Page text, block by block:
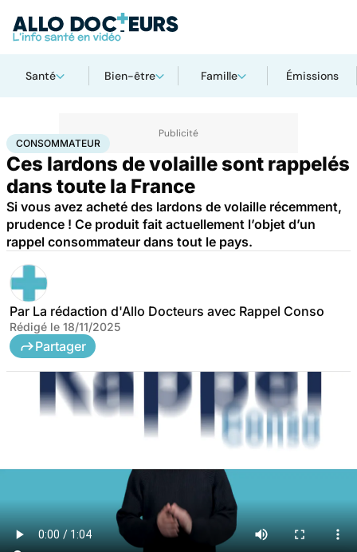
Santé Bien-être Famille Émissions
AccueilSantéConsommateur
CONSOMMATEUR
Ces lardons de volaille sont rappelés
dans toute la France
Si vous avez acheté des lardons de volaille récemment,
prudence ! Ce produit fait actuellement l’objet d’un
rappel consommateur dans tout le pays.
Par La rédaction d'Allo Docteurs avec Rappel Conso
Rédigé le 18/11/2025
Partager